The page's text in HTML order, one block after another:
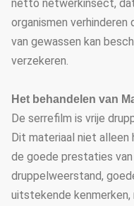
netto netwerkinsect,
organismen verhinderen
van gewassen kan
verzekeren.
Het behandelen van
De serrefilm is vrije
Dit materiaal niet
de goede prestaties
druppelweerstand,
uitstekende